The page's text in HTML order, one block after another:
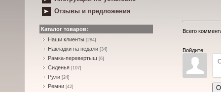
Отзывы и предложения
Каталог товаров:
Наши клиенты [284]
Накладки на педали [34]
Рамка-перевертыш [6]
Сиденья [107]
Рули [24]
Ремни [42]
Всего
Войдите: